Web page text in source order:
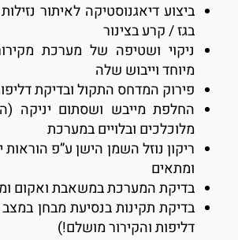
ביצוע דיאגנוסטיקה לאיתור
בגז / קרע בצינור
ניקוי ושטיפה של מערכת
מיוחד וייבוש שלה
פירוק המדחס התקול ובדיקת דליפות
החלפת מייבש ושסתום יניקה
מלוכלכים ובלויים במערכת
ריקון נוזל השמן הישן ע”פ הוראות
ומתאים
בדיקת המערכת במשאבת ואקום
בדיקת תקינות בנסיעת מבחן במצב
דליפות והקירור מושלם!)